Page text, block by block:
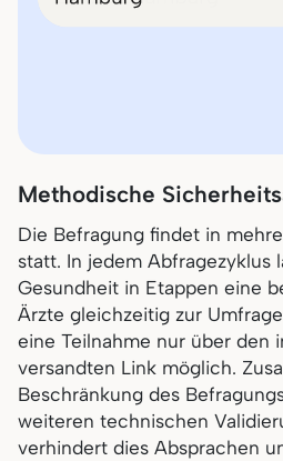
Methodische
Die Befragung findet in
statt. In jedem Abfragezyklus
Gesundheit in Etappen eine
Ärzte gleichzeitig zur
eine Teilnahme nur über den
versandten Link möglich.
Beschränkung des
weiteren technischen
verhindert dies Absprachen